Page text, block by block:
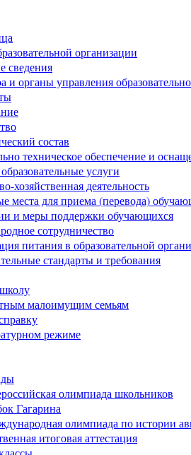
организации
сведения
и органы управления
состав
техническое обеспечение и
услуги
хозяйственная деятельность
места для приема (перевода)
и меры поддержки обучающихся
сотрудничество
питания в образовательной
стандарты и требования
малоимущим семьям
режиме
олимпиада школьников
Гагарина
олимпиада по истории
итоговая аттестация